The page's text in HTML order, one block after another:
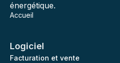
énergétique.
Accueil
Logiciel
Facturation et vente